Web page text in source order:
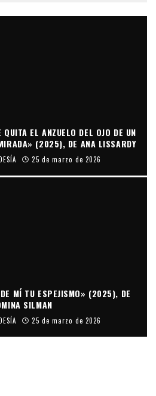
EL ANZUELO DEL OJO DE UN
(2025), DE ANA LISSARDY
25 de marzo de 2026
MÍ TU ESPEJISMO» (2025), DE
SILMAN
25 de marzo de 2026